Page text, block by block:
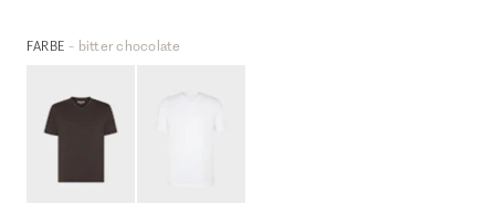
FARBE - bitter chocolate